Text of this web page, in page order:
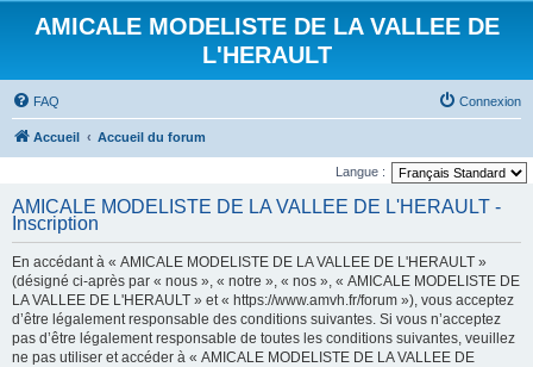
AMICALE MODELISTE DE LA VALLEE DE
L'HERAULT
FAQ Connexion
Accueil Accueil du forum
Langue :
AMICALE MODELISTE DE LA VALLEE DE L'HERAULT -
Inscription
En accédant à « AMICALE MODELISTE DE LA VALLEE DE L'HERAULT »
(désigné ci-après par « nous », « notre », « nos », « AMICALE MODELISTE DE
LA VALLEE DE L'HERAULT » et « https://www.amvh.fr/forum »), vous acceptez
d’être légalement responsable des conditions suivantes. Si vous n’acceptez
pas d’être légalement responsable de toutes les conditions suivantes, veuillez
ne pas utiliser et accéder à « AMICALE MODELISTE DE LA VALLEE DE